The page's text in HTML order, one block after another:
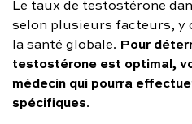
Le taux de testostérone
selon plusieurs facteurs, y
la santé globale. Pour
testostérone est optimal,
médecin qui pourra
spécifiques.